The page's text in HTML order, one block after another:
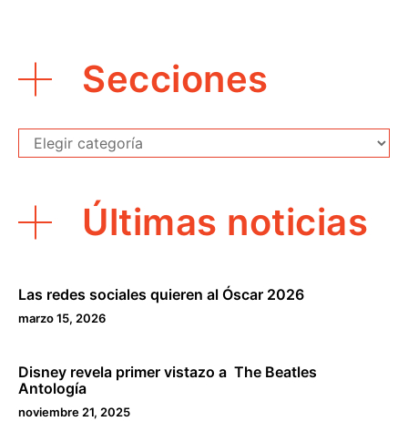
Secciones
Secciones
Últimas noticias
Las redes sociales quieren al Óscar 2026
marzo 15, 2026
Disney revela primer vistazo a The Beatles
Antología
noviembre 21, 2025